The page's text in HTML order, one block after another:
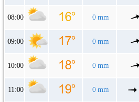
08:00 0 mm
09:00 0 mm
10:00 0 mm
11:00 0 mm